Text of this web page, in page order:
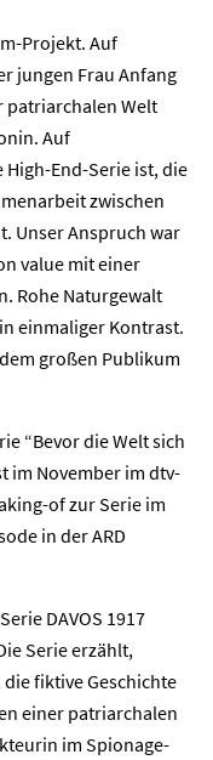
Projekt. Auf
jungen Frau Anfang
patriarchalen Welt
Auf
End-Serie ist, die
zwischen
Unser Anspruch war
value mit einer
Rohe Naturgewalt
einmaliger Kontrast.
großen Publikum
“Bevor die Welt sich
im November im dtv-
of zur Serie im
in der ARD
DAVOS 1917
Serie erzählt,
fiktive Geschichte
einer patriarchalen
im Spionage-